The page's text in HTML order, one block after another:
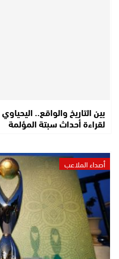
بين التاريخ والواقع..
لقراءة أحداث سبتة المؤلمة
أصداء الملاعب